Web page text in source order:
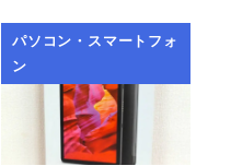
パソコン・スマートフォ
ン